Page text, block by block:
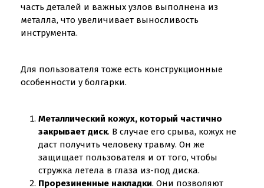
часть деталей и важных узлов выполнена из
металла, что увеличивает выносливость
инструмента.
Для пользователя тоже есть конструкционные
особенности у болгарки.
Металлический кожух, который частично
закрывает диск. В случае его срыва, кожух не
даст получить человеку травму. Он же
защищает пользователя и от того, чтобы
стружка летела в глаза из-под диска.
Прорезиненные накладки. Они позволяют